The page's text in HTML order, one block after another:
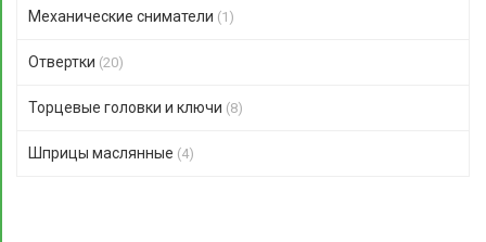
Механические сниматели (1)
Отвертки (20)
Торцевые головки и ключи (8)
Шприцы маслянные (4)